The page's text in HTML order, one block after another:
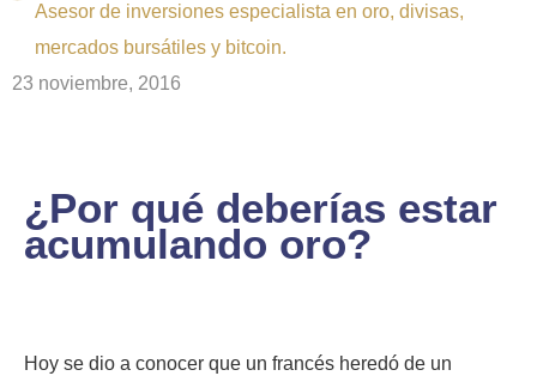
Asesor de inversiones especialista en oro, divisas,
mercados bursátiles y bitcoin.
23 noviembre, 2016
¿Por qué deberías estar
acumulando oro?
Hoy se dio a conocer que un francés heredó de un